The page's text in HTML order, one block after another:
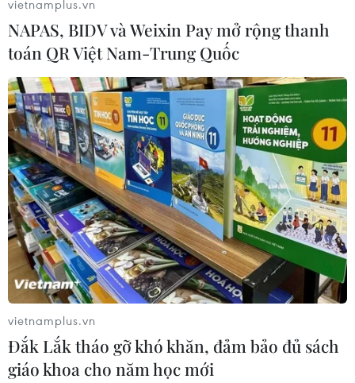
#Toyoda Gosei #Toyo Tire & Rubber
#Túi khí
#Xe tải
Indonesia Nhật Bản
Theo dõi VietnamPlus
vietnamplus.vn
NAPAS, BIDV và Weixin Pay mở rộng thanh
toán QR Việt Nam-Trung Quốc
vietnamplus.vn
Đắk Lắk tháo gỡ khó khăn, đảm bảo đủ sách
giáo khoa cho năm học mới